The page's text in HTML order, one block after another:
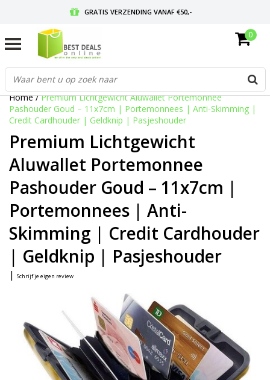
GRATIS VERZENDING VANAF €50,-
GRATIS RETOURNEREN EN 30 DAGEN BEDENKTIJD
0
Home/Premium Lichtgewicht Aluwallet Portemonnee
Pashouder Goud – 11x7cm | Portemonnees | Anti-Skimming |
Credit Cardhouder | Geldknip | Pasjeshouder
Premium Lichtgewicht
Aluwallet Portemonnee
Pashouder Goud – 11x7cm |
Portemonnees | Anti-
Skimming | Credit Cardhouder
| Geldknip | Pasjeshouder
| Schrijf je eigen review